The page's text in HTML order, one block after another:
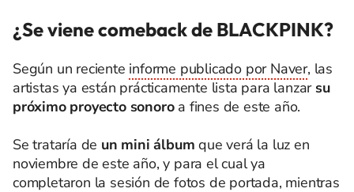
¿Se viene comeback de BLACKPINK?
Según un reciente informe publicado por Naver, las
artistas ya están prácticamente lista para lanzar su
próximo proyecto sonoroa fines de este año.
Se trataría de un mini álbumque verá la luz en
noviembre de este año, y para el cual ya
completaron la sesión de fotos de portada, mientras